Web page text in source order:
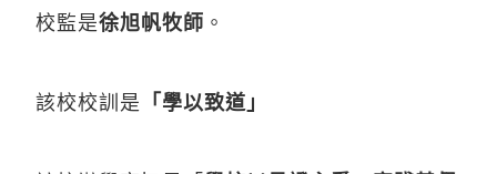
校監是徐旭帆牧師 。
該校校訓是 「學以致道」